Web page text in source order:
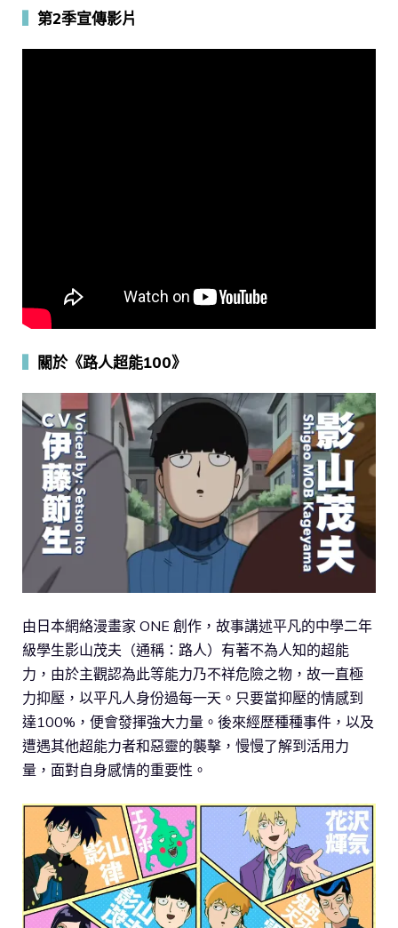
第2季宣傳影片
關於《路人超能100》
由日本網絡漫畫家 ONE 創作，故事講述平凡的中學二年
級學生影山茂夫（通稱：路人）有著不為人知的超能
力，由於主觀認為此等能力乃不祥危險之物，故一直極
力抑壓，以平凡人身份過每一天。只要當抑壓的情感到
達100%，便會發揮強大力量。後來經歷種種事件，以及
遭遇其他超能力者和惡靈的襲擊，慢慢了解到活用力
量，面對自身感情的重要性。